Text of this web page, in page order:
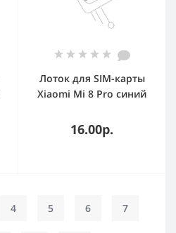
Лоток для SIM-карты
Xiaomi Mi 8 Pro синий
16.00р.
4 5 6 7